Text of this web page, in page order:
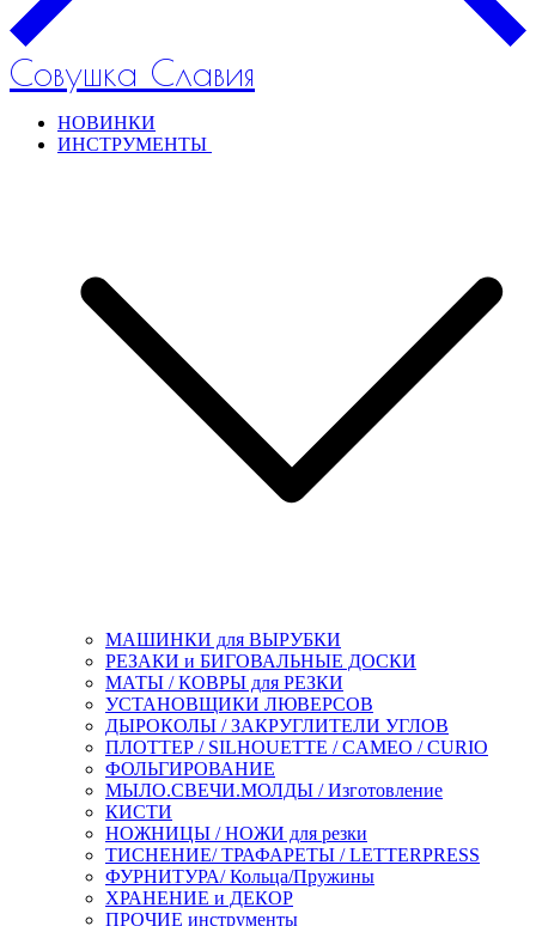
Совушка Славия
НОВИНКИ
ИНСТРУМЕНТЫ
МАШИНКИ для ВЫРУБКИ
РЕЗАКИ и БИГОВАЛЬНЫЕ ДОСКИ
МАТЫ / КОВРЫ для РЕЗКИ
УСТАНОВЩИКИ ЛЮВЕРСОВ
ДЫРОКОЛЫ / ЗАКРУГЛИТЕЛИ УГЛОВ
ПЛОТТЕР / SILHOUETTE / CAMEO / CURIO
ФОЛЬГИРОВАНИЕ
МЫЛО.СВЕЧИ.МОЛДЫ / Изготовление
КИСТИ
НОЖНИЦЫ / НОЖИ для резки
ТИСНЕНИЕ/ ТРАФАРЕТЫ / LETTERPRESS
ФУРНИТУРА/ Кольца/Пружины
ХРАНЕНИЕ и ДЕКОР
ПРОЧИЕ инструменты